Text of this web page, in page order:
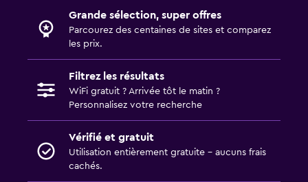
Grande sélection, super offres
Parcourez des centaines de sites et comparez
les prix.
Filtrez les résultats
WiFi gratuit ? Arrivée tôt le matin ?
Personnalisez votre recherche
Vérifié et gratuit
Utilisation entièrement gratuite - aucuns frais
cachés.